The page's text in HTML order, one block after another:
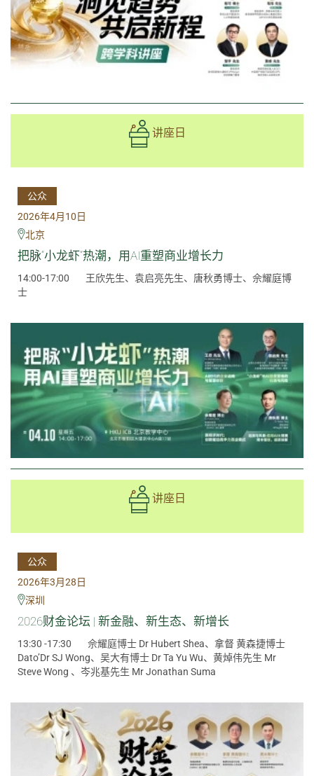
讲座日
公众
2026年4月10日
北京
把脉“小龙虾”热潮，用AI重塑商业增长力
14:00-17:00
王欣先生、袁启亮先生、唐秋勇博士、佘耀庭博
士
讲座日
公众
2026年3月28日
深圳
2026财金论坛 | 新金融、新生态、新增长
13:30 -17:30
佘耀庭博士 Dr Hubert Shea、拿督 黄森捷博士
Dato’Dr SJ Wong、吴大有博士 Dr Ta Yu Wu、黄焯伟先生 Mr
Steve Wong 、岑兆基先生 Mr Jonathan Suma